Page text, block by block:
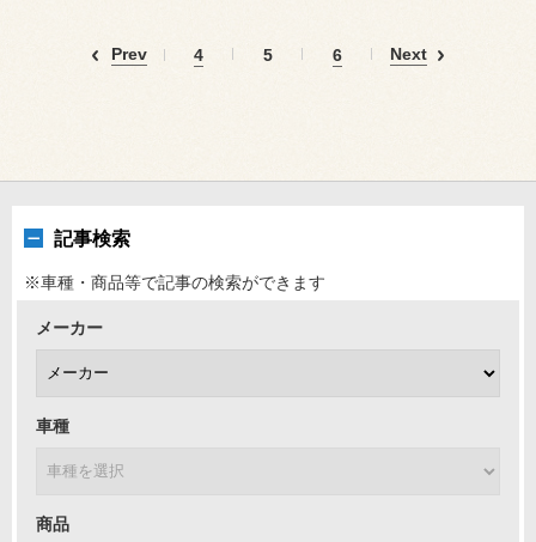
Prev 4 5 6 Next
記事検索
※車種・商品等で記事の検索ができます
メーカー
車種
商品